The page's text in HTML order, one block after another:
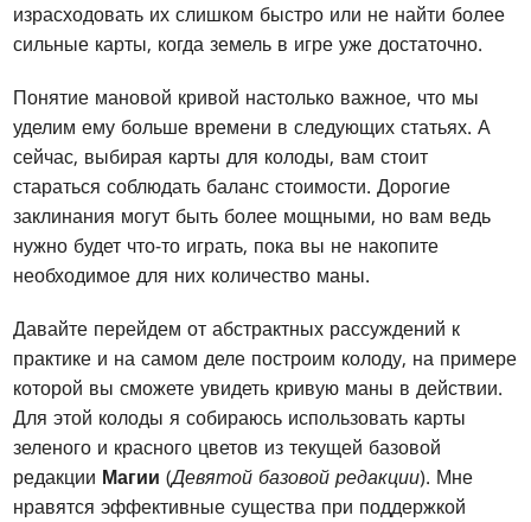
израсходовать их слишком быстро или не найти более
сильные карты, когда земель в игре уже достаточно.
Понятие мановой кривой настолько важное, что мы
уделим ему больше времени в следующих статьях. А
сейчас, выбирая карты для колоды, вам стоит
стараться соблюдать баланс стоимости. Дорогие
заклинания могут быть более мощными, но вам ведь
нужно будет что-то играть, пока вы не накопите
необходимое для них количество маны.
Давайте перейдем от абстрактных рассуждений к
практике и на самом деле построим колоду, на примере
которой вы сможете увидеть кривую маны в действии.
Для этой колоды я собираюсь использовать карты
зеленого и красного цветов из текущей базовой
редакции Магии (Девятой базовой редакции). Мне
нравятся эффективные существа при поддержкой